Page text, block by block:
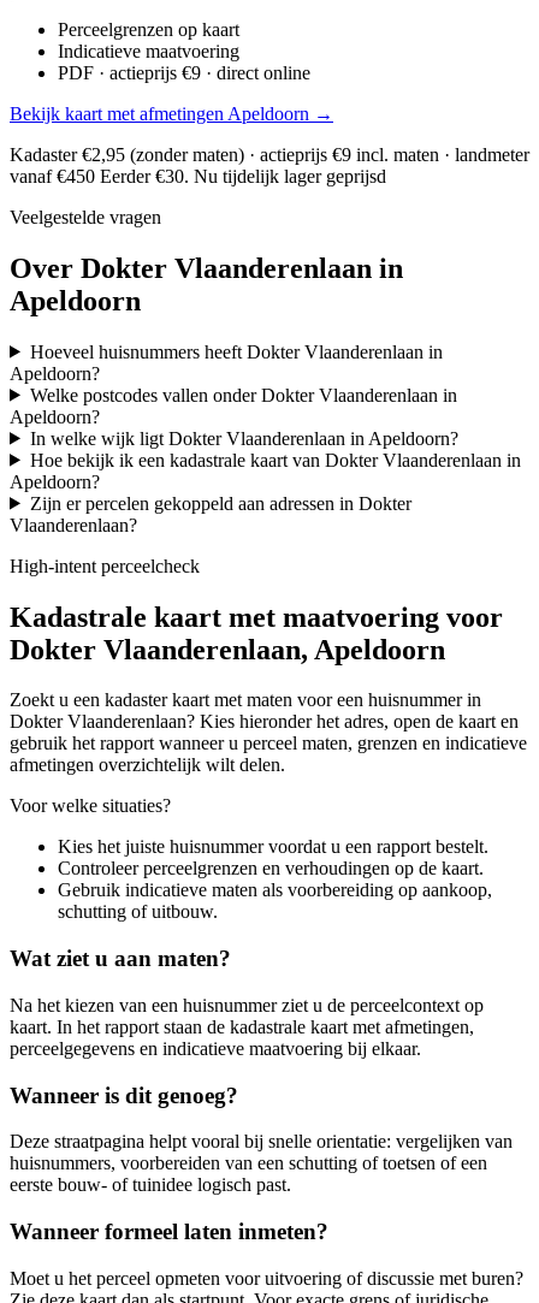
Perceelgrenzen op kaart
Indicatieve maatvoering
PDF · actieprijs €9 · direct online
Bekijk kaart met afmetingen Apeldoorn →
Kadaster €2,95 (zonder maten) · actieprijs €9 incl. maten · landmeter
vanaf €450 Eerder €30. Nu tijdelijk lager geprijsd
Veelgestelde vragen
Over Dokter Vlaanderenlaan in
Apeldoorn
Hoeveel huisnummers heeft Dokter Vlaanderenlaan in
Apeldoorn?
Welke postcodes vallen onder Dokter Vlaanderenlaan in
Apeldoorn?
In welke wijk ligt Dokter Vlaanderenlaan in Apeldoorn?
Hoe bekijk ik een kadastrale kaart van Dokter Vlaanderenlaan in
Apeldoorn?
Zijn er percelen gekoppeld aan adressen in Dokter
Vlaanderenlaan?
High-intent perceelcheck
Kadastrale kaart met maatvoering voor
Dokter Vlaanderenlaan, Apeldoorn
Zoekt u een kadaster kaart met maten voor een huisnummer in
Dokter Vlaanderenlaan? Kies hieronder het adres, open de kaart en
gebruik het rapport wanneer u perceel maten, grenzen en indicatieve
afmetingen overzichtelijk wilt delen.
Voor welke situaties?
Kies het juiste huisnummer voordat u een rapport bestelt.
Controleer perceelgrenzen en verhoudingen op de kaart.
Gebruik indicatieve maten als voorbereiding op aankoop,
schutting of uitbouw.
Wat ziet u aan maten?
Na het kiezen van een huisnummer ziet u de perceelcontext op
kaart. In het rapport staan de kadastrale kaart met afmetingen,
perceelgegevens en indicatieve maatvoering bij elkaar.
Wanneer is dit genoeg?
Deze straatpagina helpt vooral bij snelle orientatie: vergelijken van
huisnummers, voorbereiden van een schutting of toetsen of een
eerste bouw- of tuinidee logisch past.
Wanneer formeel laten inmeten?
Moet u het perceel opmeten voor uitvoering of discussie met buren?